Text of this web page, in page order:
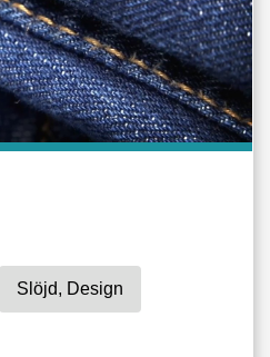
Slöjd, Design